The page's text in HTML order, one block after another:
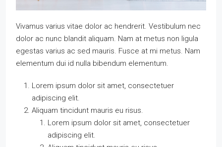
Vivamus varius vitae dolor ac hendrerit. Vestibulum nec
dolor ac nunc blandit aliquam. Nam at metus non ligula
egestas varius ac sed mauris. Fusce at mi metus. Nam
elementum dui id nulla bibendum elementum.
Lorem ipsum dolor sit amet, consectetuer
adipiscing elit.
Aliquam tincidunt mauris eu risus.
Lorem ipsum dolor sit amet, consectetuer
adipiscing elit.